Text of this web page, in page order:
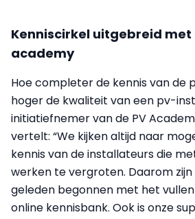
Kenniscirkel uitgebreid met
academy
Hoe completer de kennis van de
hoger de kwaliteit van een pv-
initiatiefnemer van de PV
vertelt: “We kijken altijd naar
kennis van de installateurs die
werken te vergroten. Daarom
geleden begonnen met het
online kennisbank. Ook is onze